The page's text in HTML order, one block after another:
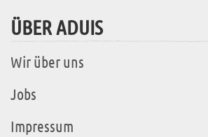
ÜBER ADUIS
Wir über uns
Jobs
Impressum